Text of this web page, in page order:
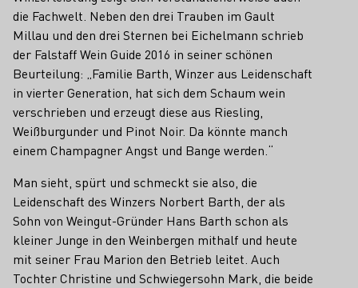
die Fachwelt. Neben den drei Trauben im Gault
Millau und den drei Sternen bei Eichelmann schrieb
der Falstaff Wein Guide 2016 in seiner schönen
Beurteilung: „Familie Barth, Winzer aus Leidenschaft
in vierter Generation, hat sich dem Schaum wein
verschrieben und erzeugt diese aus Riesling,
Weißburgunder und Pinot Noir. Da könnte manch
einem Champagner Angst und Bange werden.“
Man sieht, spürt und schmeckt sie also, die
Leidenschaft des Winzers Norbert Barth, der als
Sohn von Weingut-Gründer Hans Barth schon als
kleiner Junge in den Weinbergen mithalf und heute
mit seiner Frau Marion den Betrieb leitet. Auch
Tochter Christine und Schwiegersohn Mark, die beide